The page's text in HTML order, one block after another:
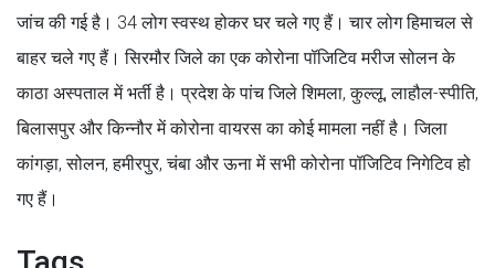
जांच की गई है। 34 लोग स्वस्थ होकर घर चले गए हैं। चार लोग हिमाचल से
बाहर चले गए हैं। सिरमौर जिले का एक कोरोना पॉजिटिव मरीज सोलन के
काठा अस्पताल में भर्ती है। प्रदेश के पांच जिले शिमला, कुल्लू, लाहौल-स्पीति,
बिलासपुर और किन्नौर में कोरोना वायरस का कोई मामला नहीं है। जिला
कांगड़ा, सोलन, हमीरपुर, चंबा और ऊना में सभी कोरोना पॉजिटिव निगेटिव हो
गए हैं।